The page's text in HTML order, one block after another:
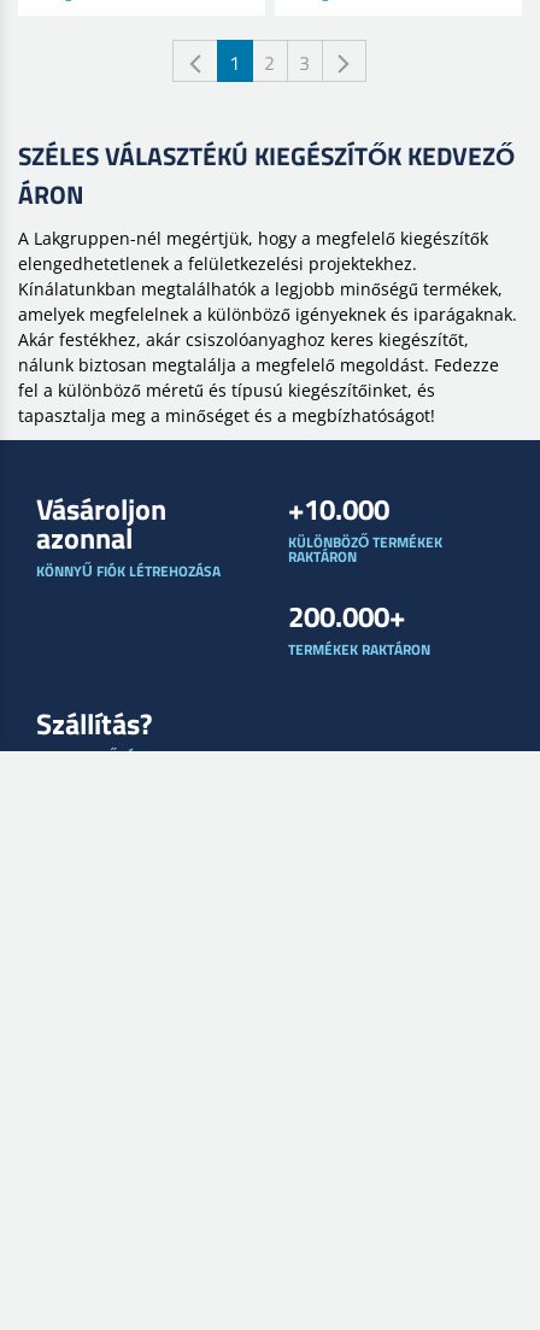
Norton 88413-57
Pro Interface Pad 150 X 10 Mm
15 Lyuk
Bejelentkezés az árak
3M 88404-45
Hookit Interface Pad 150 X 10
Mm 15 Lyuk 50396
Bejelentkezés az árak
megtekintéséhez
1 2 3
SZÉLES VÁLASZTÉKÚ KIEGÉSZÍTŐK KEDVEZŐ
ÁRON
A Lakgruppen-nél megértjük, hogy a megfelelő kiegészítők
elengedhetetlenek a felületkezelési projektekhez.
Akár festékhez, akár csiszolóanyaghoz keres kiegészítőt,
nálunk biztosan megtalálja a megfelelő megoldást. Fedezze